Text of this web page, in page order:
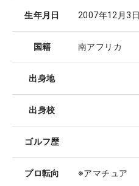
生年月日 2007年12月3
国籍 南アフリカ
出身地
出身校
ゴルフ歴
プロ転向 ※アマチュア